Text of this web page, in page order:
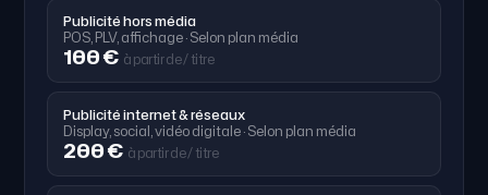
Brand content & film
d'entreprise
i —
Pub TV/radio, ciné, doc, série i — —
Licence personnalisée i —
APPLICATION & SUPPORT
Publicité hors média
POS, PLV, affichage · Selon plan média
100 € à partir de / titre
Publicité internet & réseaux
Display, social, vidéo digitale · Selon plan média
200 € à partir de / titre